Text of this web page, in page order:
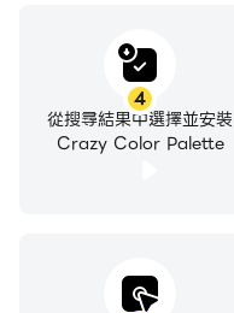
4
從搜尋結果中選擇並安裝
Crazy Color Palette